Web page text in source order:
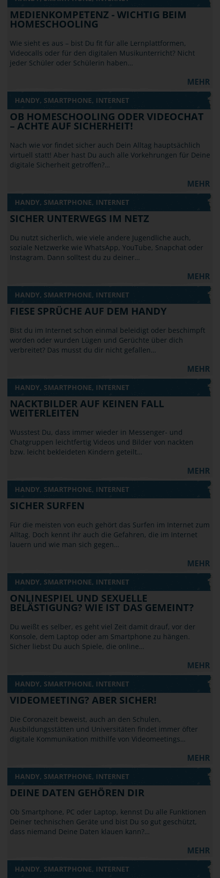
MEDIENKOMPETENZ - WICHTIG BEIM
HOMESCHOOLING
Wie sieht es aus – bist Du fit für alle Lernplattformen,
Videocalls oder für den digitalen Musikunterricht? Nicht
jeder Schüler oder Schülerin haben…
MEHR
HANDY, SMARTPHONE, INTERNET
OB HOMESCHOOLING ODER VIDEOCHAT
– ACHTE AUF SICHERHEIT!
Nach wie vor findet sicher auch Dein Alltag hauptsächlich
virtuell statt! Aber hast Du auch alle Vorkehrungen für Deine
digitale Sicherheit getroffen?…
MEHR
HANDY, SMARTPHONE, INTERNET
SICHER UNTERWEGS IM NETZ
Du nutzt sicherlich, wie viele andere Jugendliche auch,
soziale Netzwerke wie WhatsApp, YouTube, Snapchat oder
Instagram. Dann solltest du zu deiner…
MEHR
HANDY, SMARTPHONE, INTERNET
FIESE SPRÜCHE AUF DEM HANDY
Bist du im Internet schon einmal beleidigt oder beschimpft
worden oder wurden Lügen und Gerüchte über dich
verbreitet? Das musst du dir nicht gefallen…
MEHR
HANDY, SMARTPHONE, INTERNET
NACKTBILDER AUF KEINEN FALL
WEITERLEITEN
Wusstest Du, dass immer wieder in Messenger- und
Chatgruppen leichtfertig Videos und Bilder von nackten
bzw. leicht bekleideten Kindern geteilt…
MEHR
HANDY, SMARTPHONE, INTERNET
SICHER SURFEN
Für die meisten von euch gehört das Surfen im Internet zum
Alltag. Doch kennt ihr auch die Gefahren, die im Internet
lauern und wie man sich gegen…
MEHR
HANDY, SMARTPHONE, INTERNET
ONLINESPIEL UND SEXUELLE
BELÄSTIGUNG? WIE IST DAS GEMEINT?
Du weißt es selber, es geht viel Zeit damit drauf, vor der
Konsole, dem Laptop oder am Smartphone zu hängen.
Sicher liebst Du auch Spiele, die online…
MEHR
HANDY, SMARTPHONE, INTERNET
VIDEOMEETING? ABER SICHER!
Die Coronazeit beweist, auch an den Schulen,
Ausbildungsstätten und Universitäten findet immer öfter
digitale Kommunikation mithilfe von Videomeetings…
MEHR
HANDY, SMARTPHONE, INTERNET
DEINE DATEN GEHÖREN DIR
Ob Smartphone, PC oder Laptop, kennst Du alle Funktionen
Deiner technischen Geräte und bist Du so gut geschützt,
dass niemand Deine Daten klauen kann?…
MEHR
HANDY, SMARTPHONE, INTERNET